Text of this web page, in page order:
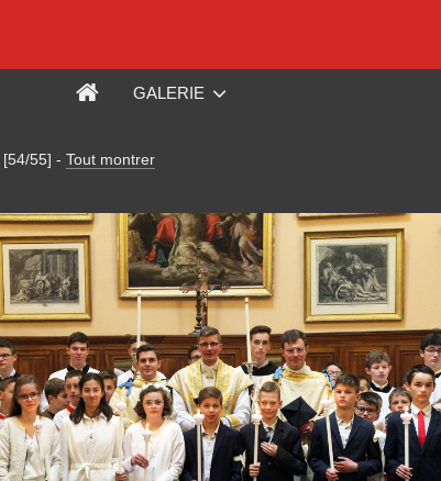
GALERIE
[54/55] - Tout montrer